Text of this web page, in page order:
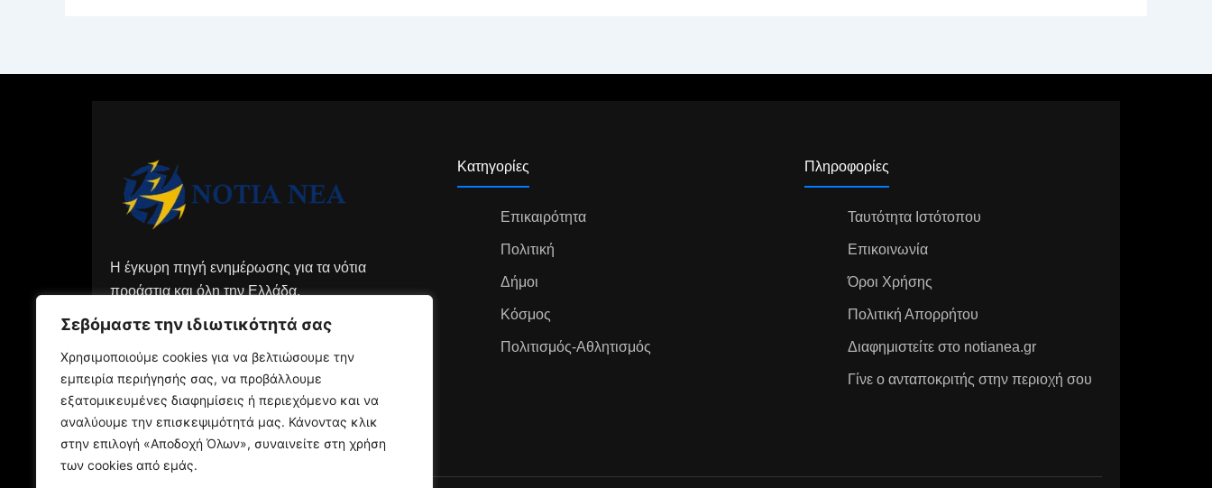
Σεβόμαστε την ιδιωτικότητά σας
Χρησιμοποιούμε cookies για να βελτιώσουμε την
εμπειρία περιήγησής σας, να προβάλλουμε
εξατομικευμένες διαφημίσεις ή περιεχόμενο και να
αναλύουμε την επισκεψιμότητά μας. Κάνοντας κλικ
στην επιλογή «Αποδοχή Όλων», συναινείτε στη χρήση
των cookies από εμάς.
Η έγκυρη πηγή ενημέρωσης για τα νότια
προάστια και όλη την Ελλάδα.
Κατηγορίες
Επικαιρότητα
Πολιτική
Δήμοι
Κόσμος
Πολιτισμός-Αθλητισμός
Πληροφορίες
Ταυτότητα Ιστότοπου
Επικοινωνία
Όροι Χρήσης
Πολιτική Απορρήτου
Διαφημιστείτε στο notianea.gr
Γίνε ο ανταποκριτής στην περιοχή σου